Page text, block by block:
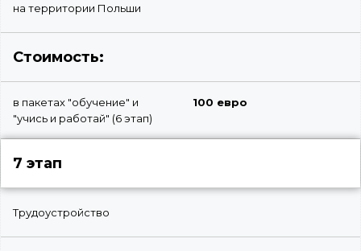
на территории Польши
Стоимость:
в пакетах "обучение" и
"учись и работай" (6 этап)
100 евро
7 этап
Трудоустройство